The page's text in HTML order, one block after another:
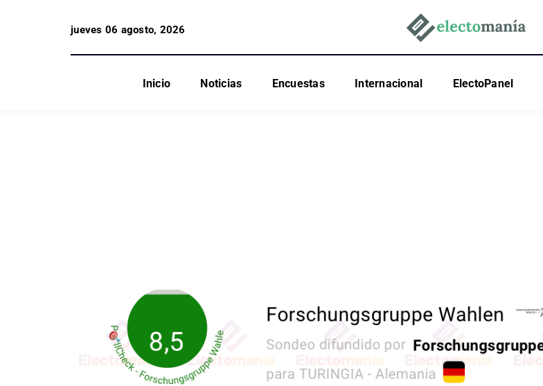
jueves 06 agosto, 2026
Inicio Noticias Encuestas Internacional ElectoPanel